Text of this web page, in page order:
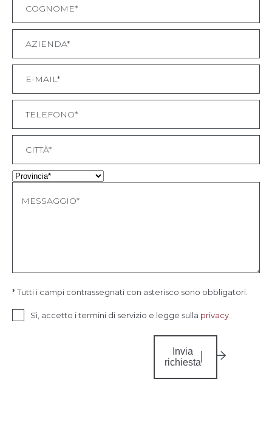
* Tutti i campi contrassegnati con asterisco sono obbligatori.
Sì, accetto i termini di servizio e legge sulla privacy
Invia
richiesta